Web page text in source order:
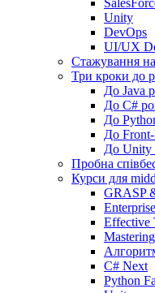
Unity
DevOps
UI/UX
Стажування
Три кроки до
До Java
До C#
До
До
До Unity
Пробна
Курси для
GRASP
Effective
C# Next
Python